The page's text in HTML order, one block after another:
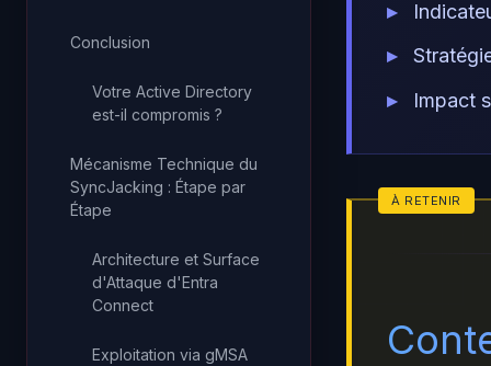
Conclusion
Votre Active Directory
est-il compromis ?
Mécanisme Technique du
SyncJacking : Étape par
Étape
Architecture et Surface
d'Attaque d'Entra
Connect
Exploitation via gMSA
Impact